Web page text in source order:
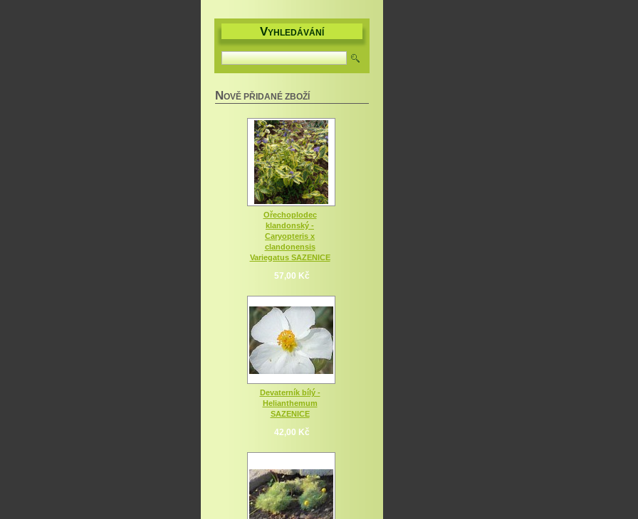
VYHLEDÁVÁNÍ
NOVĚ PŘIDANÉ ZBOŽÍ
Ořechoplodec
klandonský -
Caryopteris x
clandonensis
Variegatus SAZENICE
57,00 Kč
Devaterník bílý -
Helianthemum
SAZENICE
42,00 Kč